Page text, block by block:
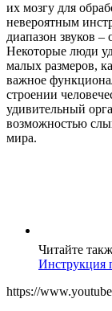
их мозгу для
невероятным
диапазон звуков
Некоторые люди
малых размеров,
важное
строении
удивительный
возможностью
мира.
Читайте
Инструкция
https://